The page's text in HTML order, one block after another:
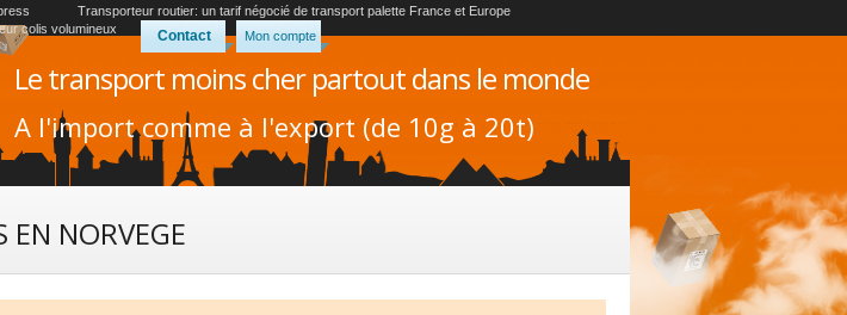
Transporteur routier: un tarif négocié de transport palette France et Europe
colis volumineux Contact Mon compte
Le transport moins cher partout dans le monde
A l'import comme à l'export (de 10g à 20t)
EN NORVEGE